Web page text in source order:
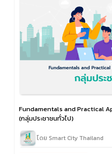
Fundamentals and Practical
(กลุ่มประชาชนทั่วไป)
โดย Smart City Thailand